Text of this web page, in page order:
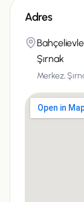
Adres
Şırnak
Merkez,